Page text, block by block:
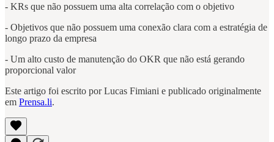
- KRs que não possuem uma alta correlação com o objetivo
- Objetivos que não possuem uma conexão clara com a estratégia de
longo prazo da empresa
- Um alto custo de manutenção do OKR que não está gerando
proporcional valor
Este artigo foi escrito por Lucas Fimiani e publicado originalmente
em Prensa.li.